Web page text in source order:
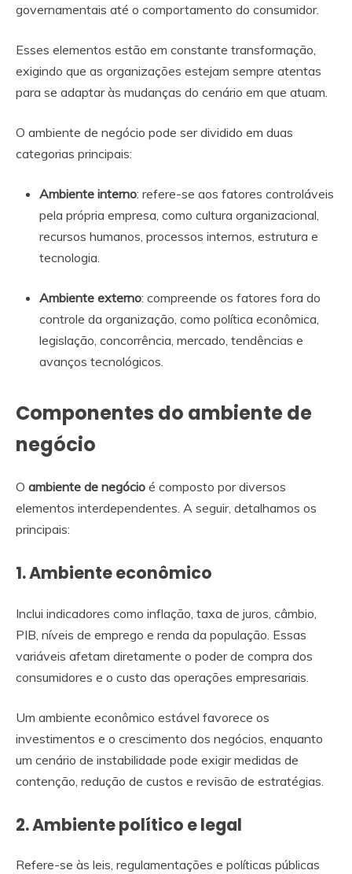
governamentais até o comportamento do consumidor.
Esses elementos estão em constante transformação,
exigindo que as organizações estejam sempre atentas
para se adaptar às mudanças do cenário em que atuam.
O ambiente de negócio pode ser dividido em duas
categorias principais:
Ambiente interno: refere-se aos fatores controláveis
pela própria empresa, como cultura organizacional,
recursos humanos, processos internos, estrutura e
tecnologia.
Ambiente externo: compreende os fatores fora do
controle da organização, como política econômica,
legislação, concorrência, mercado, tendências e
avanços tecnológicos.
Componentes do ambiente de
negócio
O ambiente de negócio é composto por diversos
elementos interdependentes. A seguir, detalhamos os
principais:
1. Ambiente econômico
Inclui indicadores como inflação, taxa de juros, câmbio,
PIB, níveis de emprego e renda da população. Essas
variáveis afetam diretamente o poder de compra dos
consumidores e o custo das operações empresariais.
Um ambiente econômico estável favorece os
investimentos e o crescimento dos negócios, enquanto
um cenário de instabilidade pode exigir medidas de
contenção, redução de custos e revisão de estratégias.
2. Ambiente político e legal
Refere-se às leis, regulamentações e políticas públicas